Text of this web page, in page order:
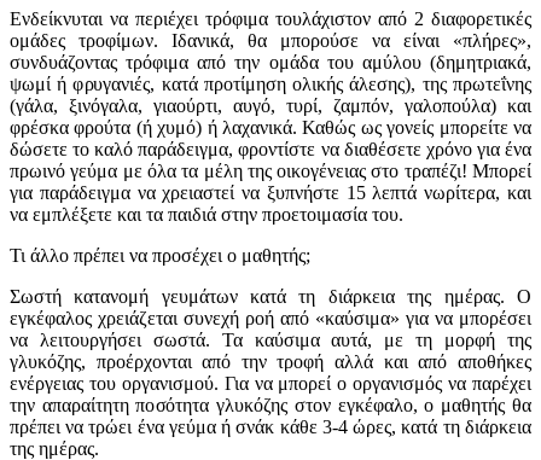
Ενδείκνυται να περιέχει τρόφιμα τουλάχιστον από 2 διαφορετικές
ομάδες τροφίμων. Ιδανικά, θα μπορούσε να είναι «πλήρες»,
συνδυάζοντας τρόφιμα από την ομάδα του αμύλου (δημητριακά,
ψωμί ή φρυγανιές, κατά προτίμηση ολικής άλεσης), της πρωτεΐνης
(γάλα, ξινόγαλα, γιαούρτι, αυγό, τυρί, ζαμπόν, γαλοπούλα) και
φρέσκα φρούτα (ή χυμό) ή λαχανικά. Καθώς ως γονείς μπορείτε να
δώσετε το καλό παράδειγμα, φροντίστε να διαθέσετε χρόνο για ένα
πρωινό γεύμα με όλα τα μέλη της οικογένειας στο τραπέζι! Μπορεί
για παράδειγμα να χρειαστεί να ξυπνήστε 15 λεπτά νωρίτερα, και
να εμπλέξετε και τα παιδιά στην προετοιμασία του.
Τι άλλο πρέπει να προσέχει ο μαθητής;
Σωστή κατανομή γευμάτων κατά τη διάρκεια της ημέρας. Ο
εγκέφαλος χρειάζεται συνεχή ροή από «καύσιμα» για να μπορέσει
να λειτουργήσει σωστά. Τα καύσιμα αυτά, με τη μορφή της
γλυκόζης, προέρχονται από την τροφή αλλά και από αποθήκες
ενέργειας του οργανισμού. Για να μπορεί ο οργανισμός να παρέχει
την απαραίτητη ποσότητα γλυκόζης στον εγκέφαλο, ο μαθητής θα
πρέπει να τρώει ένα γεύμα ή σνάκ κάθε 3-4 ώρες, κατά τη διάρκεια
της ημέρας.